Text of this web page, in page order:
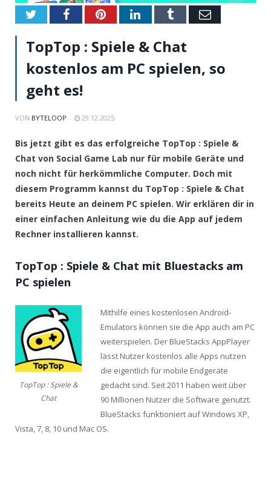
TwitterFacebookPinterestLinkedInTumblrEmail
TopTop : Spiele & Chat
kostenlos am PC spielen, so
geht es!
VON BYTELOOP 29.12.2025
Bis jetzt gibt es das erfolgreiche TopTop : Spiele &
Chat von Social Game Lab nur für mobile Geräte und
noch nicht für herkömmliche Computer. Doch mit
diesem Programm kannst du TopTop : Spiele & Chat
bereits Heute an deinem PC spielen. Wir erklären dir in
einer einfachen Anleitung wie du die App auf jedem
Rechner installieren kannst.
TopTop : Spiele & Chat mit Bluestacks am
PC spielen
TopTop : Spiele &
Chat
Mithilfe eines kostenlosen Android-
Emulators können sie die App auch am PC
weiterspielen. Der BlueStacks AppPlayer
lässt Nutzer kostenlos alle Apps nutzen
die eigentlich für mobile Endgeräte
gedacht sind. Seit 2011 haben weit über
90 Millionen Nutzer die Software genutzt.
BlueStacks funktioniert auf Windows XP,
Vista, 7, 8, 10 und Mac OS.